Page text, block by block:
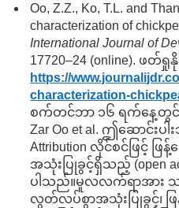
Oo, Z.Z., Ko, T.L. and
characterization of
International Journal of
17720–24 (online). ဖတ်
https://
characterization-
စက်တင်ဘာ ၁၆ ရက်နေ့တွင် ရ
Zar Oo et al. ဤဆောင်းပါ
Attribution လိုင်စင်ဖြင့်
အသုံးပြုခွင့်ရှိသည့် (open
ပါသည်။မူလလက်ရာအား သ
လွတ်လပ်စွာအသုံးပြုခွင့်၊